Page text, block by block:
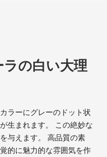
の白い大理
ラーにグレーのドット状
生まれます。 この絶妙な
与えます。 高品質の素
的に魅力的な雰囲気を作